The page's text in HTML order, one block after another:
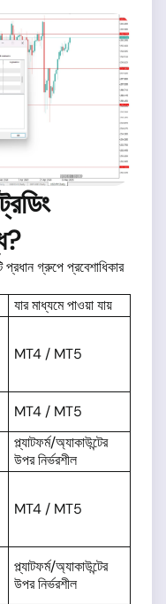
গ্রুপে প্রবেশাধিকার
যার মাধ্যমে পাওয়া যায়
MT4 / MT5
MT4 / MT5
প্ল্যাটফর্ম/অ্যাকাউন্টের
উপর নির্ভরশীল
MT4 / MT5
প্ল্যাটফর্ম/অ্যাকাউন্টের
উপর নির্ভরশীল